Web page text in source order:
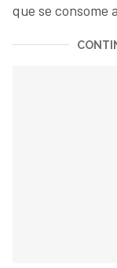
que se consome